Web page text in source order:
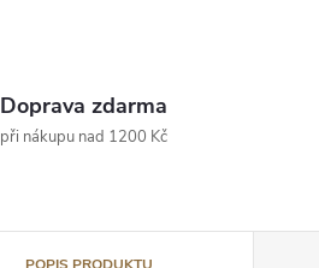
Doprava zdarma
při nákupu nad 1200 Kč